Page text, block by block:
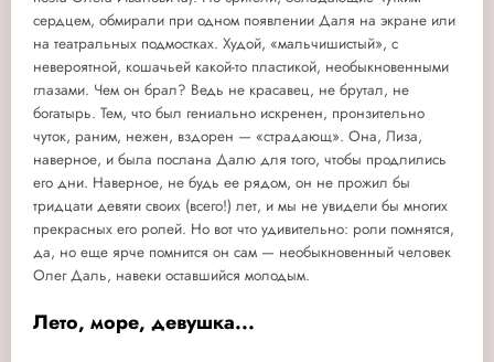
сердцем, обмирали при одном появлении Даля на экране или
на театральных подмостках. Худой, «мальчишистый», с
невероятной, кошачьей какой-то пластикой, необыкновенными
глазами. Чем он брал? Ведь не красавец, не брутал, не
богатырь. Тем, что был гениально искренен, пронзительно
чуток, раним, нежен, вздорен — «страдающ». Она, Лиза,
наверное, и была послана Далю для того, чтобы продлились
его дни. Наверное, не будь ее рядом, он не прожил бы
тридцати девяти своих (всего!) лет, и мы не увидели бы многих
прекрасных его ролей. Но вот что удивительно: роли помнятся,
да, но еще ярче помнится он сам — необыкновенный человек
Олег Даль, навеки оставшийся молодым.
Лето, море, девушка...